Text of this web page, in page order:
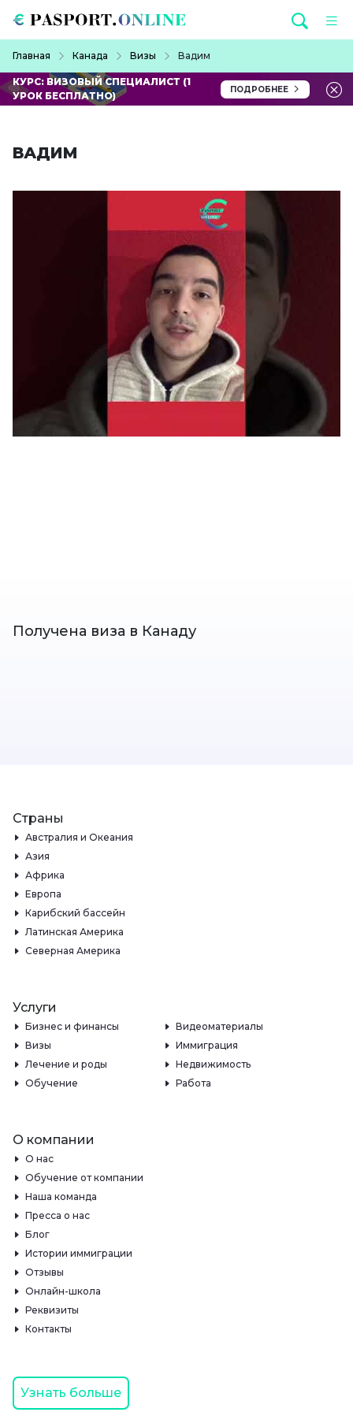
Главная Канада Визы Вадим
КУРС: ВИЗОВЫЙ СПЕЦИАЛИСТ (1
УРОК БЕСПЛАТНО)
ПОДРОБНЕЕ
ВАДИМ
Получена виза в Канаду
Страны
Австралия и Океания
Азия
Африка
Европа
Карибский бассейн
Латинская Америка
Северная Америка
Услуги
Бизнес и финансы
Видеоматериалы
Визы
Иммиграция
Лечение и роды
Недвижимость
Обучение
Работа
О компании
О нас
Обучение от компании
Наша команда
Пресса о нас
Блог
Истории иммиграции
Отзывы
Онлайн-школа
Реквизиты
Контакты
Узнать больше